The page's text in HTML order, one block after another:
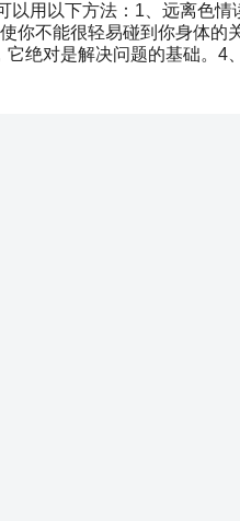
以用以下方法：1、远离色情
你不能很轻易碰到你身体的
绝对是解决问题的基础。4